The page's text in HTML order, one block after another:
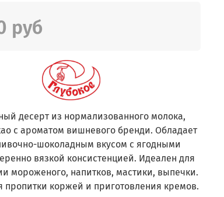
руб
десерт из нормализованного молока,
с ароматом вишневого бренди. Обладает
шоколадным вкусом с ягодными
вязкой консистенцией. Идеален для
мороженого, напитков, мастики, выпечки.
пропитки коржей и приготовления кремов.